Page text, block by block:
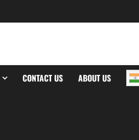
CONTACT US ABOUT US